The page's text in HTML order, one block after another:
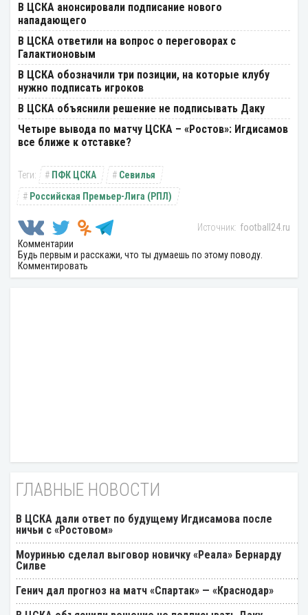
В ЦСКА анонсировали подписание нового
нападающего
В ЦСКА ответили на вопрос о переговорах с
Галактионовым
В ЦСКА обозначили три позиции, на которые клубу
нужно подписать игроков
В ЦСКА объяснили решение не подписывать Даку
Четыре вывода по матчу ЦСКА – «Ростов»: Игдисамов
все ближе к отставке?
ПФК ЦСКА
Севилья
Российская Премьер-Лига (РПЛ)
football24.ru
Комментарии
Будь первым и расскажи, что ты думаешь по этому поводу.
Комментировать
ГЛАВНЫЕ НОВОСТИ
В ЦСКА дали ответ по будущему Игдисамова после
ничьи с «Ростовом»
Моуринью сделал выговор новичку «Реала» Бернарду
Силве
Генич дал прогноз на матч «Спартак» — «Краснодар»